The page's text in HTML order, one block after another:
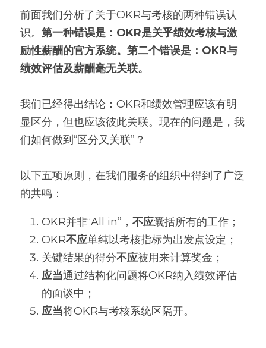
前面我们分析了关于OKR与考核的两种错误认
识。 第一种错误是：OKR是关乎绩效考核与激
励性薪酬的官方系统。第二个错误是：OKR与
绩效评估及薪酬毫无关联。
我们已经得出结论：OKR和绩效管理应该有明
显区分，但也应该彼此关联。现在的问题是，我
们如何做到“区分又关联”？
以下五项原则，在我们服务的组织中得到了广泛
的共鸣：
OKR并非“All in”， 不应囊括所有的工作；
OKR不应单纯以考核指标为出发点设定；
关键结果的得分不应被用来计算奖金；
应当通过结构化问题将OKR纳入绩效评估
的面谈中；
应当将OKR与考核系统区隔开。